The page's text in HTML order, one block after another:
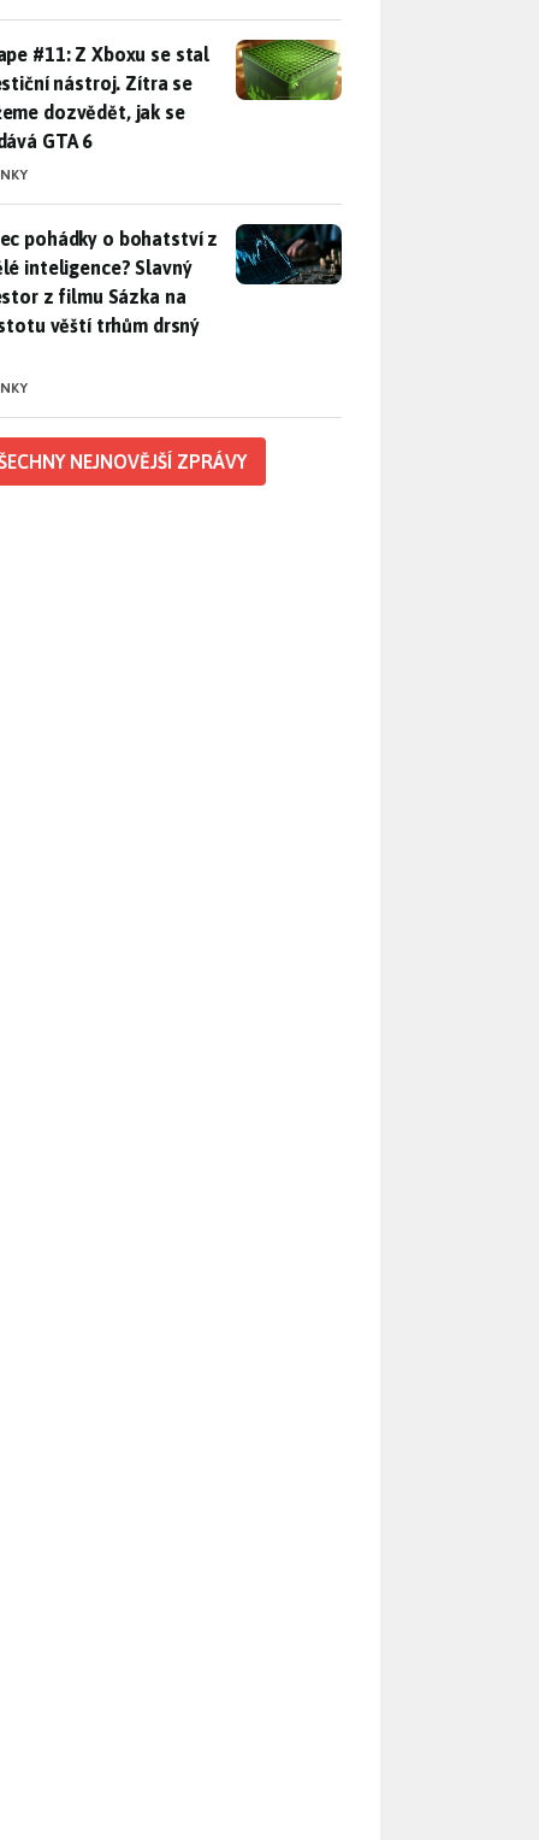
#11: Z Xboxu se stal investiční nástroj. Zítra se můžeme
#11: Z Xboxu se stal
nástroj. Zítra se
dozvědět, jak se
GTA 6
pohádky o bohatství z umělé inteligence? Slavný investor
pohádky o bohatství z
inteligence? Slavný
z filmu Sázka na
věští trhům drsný
NEJNOVĚJŠÍ ZPRÁVY